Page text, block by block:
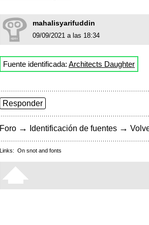
mahalisyarifuddin
09/09/2021 a las 18:34
Fuente identificada: Architects Daughter
Responder
Foro → Identificación de fuentes →
Links: On snot and fonts